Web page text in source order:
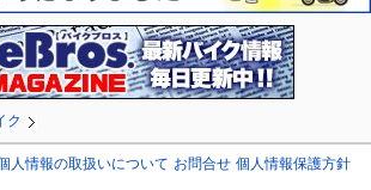
ク
人情報の取扱いについて お問合せ 個人情報保護方針